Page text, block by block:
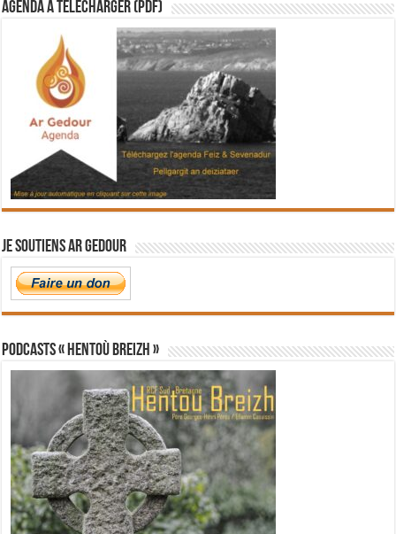
Agenda à télécharger (PDF)
Je soutiens Ar Gedour
PODCASTS « Hentoù Breizh »